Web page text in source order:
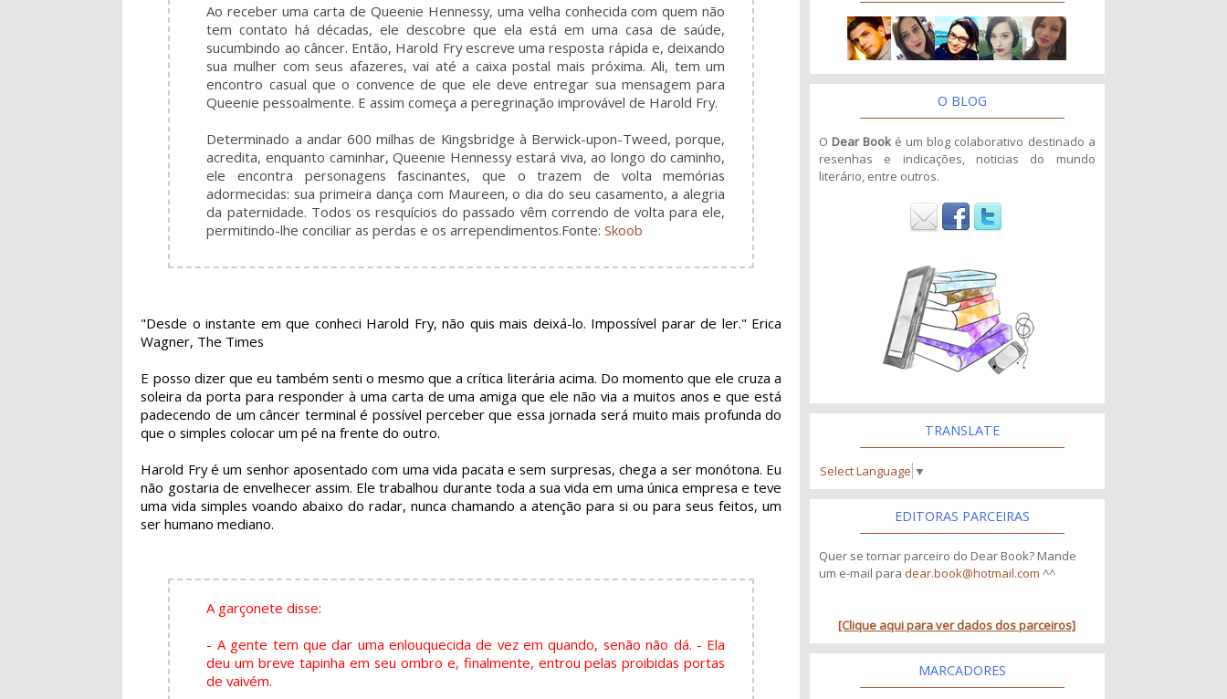
Ao receber uma carta de Queenie Hennessy, uma velha conhecida com quem não
tem contato há décadas, ele descobre que ela está em uma casa de saúde,
sucumbindo ao câncer. Então, Harold Fry escreve uma resposta rápida e, deixando
sua mulher com seus afazeres, vai até a caixa postal mais próxima. Ali, tem um
encontro casual que o convence de que ele deve entregar sua mensagem para
Queenie pessoalmente. E assim começa a peregrinação improvável de Harold Fry.
Determinado a andar 600 milhas de Kingsbridge à Berwick-upon-Tweed, porque,
acredita, enquanto caminhar, Queenie Hennessy estará viva, ao longo do caminho,
ele encontra personagens fascinantes, que o trazem de volta memórias
adormecidas: sua primeira dança com Maureen, o dia do seu casamento, a alegria
da paternidade. Todos os resquícios do passado vêm correndo de volta para ele,
permitindo-lhe conciliar as perdas e os arrependimentos.Fonte:Skoob
"Desde o instante em que conheci Harold Fry, não quis mais deixá-lo. Impossível parar de ler." Erica
Wagner, The Times
E posso dizer que eu também senti o mesmo que a crítica literária acima. Do momento que ele cruza a
soleira da porta para responder à uma carta de uma amiga que ele não via a muitos anos e que está
padecendo de um câncer terminal é possível perceber que essa jornada será muito mais profunda do
que o simples colocar um pé na frente do outro.
Harold Fry é um senhor aposentado com uma vida pacata e sem surpresas, chega a ser monótona. Eu
não gostaria de envelhecer assim. Ele trabalhou durante toda a sua vida em uma única empresa e teve
uma vida simples voando abaixo do radar, nunca chamando a atenção para si ou para seus feitos, um
ser humano mediano.
A garçonete disse:
- A gente tem que dar uma enlouquecida de vez em quando, senão não dá. - Ela
deu um breve tapinha em seu ombro e, finalmente, entrou pelas proibidas portas
de vaivém.
O BLOG
O Dear Book é um blog colaborativo destinado a
resenhas e indicações, noticias do mundo
literário, entre outros.
TRANSLATE
Select Language ▼
EDITORAS PARCEIRAS
Quer se tornar parceiro do Dear Book? Mande
um e-mail para dear.book@hotmail.com ^^
[Clique aqui para ver dados dos parceiros]
MARCADORES